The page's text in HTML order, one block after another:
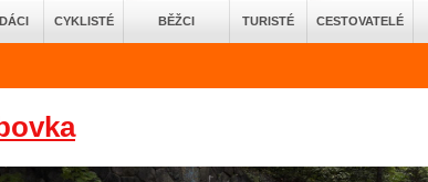
CYKLISTÉ BĚŽCI TURISTÉ CESTOVATELÉ